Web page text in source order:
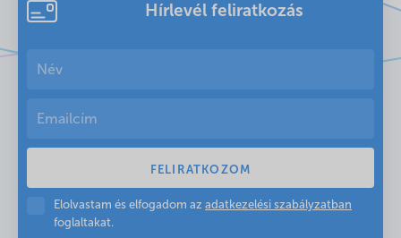
Hírlevél feliratkozás
Elolvastam és elfogadom az adatkezelési szabályzatban
foglaltakat.